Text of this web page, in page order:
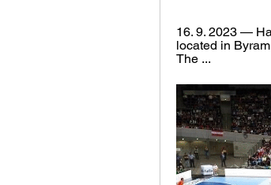
16. 9. 2023 —
located in
The ...